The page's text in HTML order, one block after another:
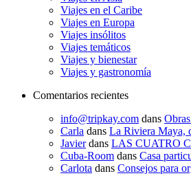
Viajes en el Caribe
Viajes en Europa
Viajes insólitos
Viajes temáticos
Viajes y bienestar
Viajes y gastronomía
Comentarios recientes
info@tripkay.com dans
Carla dans La Riviera Maya,
Javierdans LAS CUATRO
Cuba-Room dans Casa
Carlota dans Consejos para